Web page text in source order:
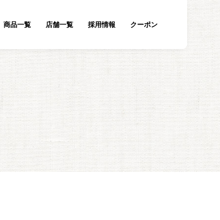
商品一覧 店舗一覧 採用情報 クーポン